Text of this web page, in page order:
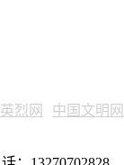
烈网
中国文明网